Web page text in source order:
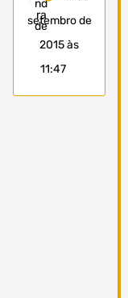
setembro de
2015 às
11:47